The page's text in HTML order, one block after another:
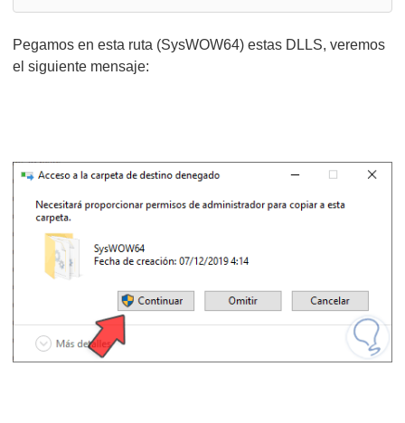
Pegamos en esta ruta (SysWOW64) estas DLLS, veremos
el siguiente mensaje: